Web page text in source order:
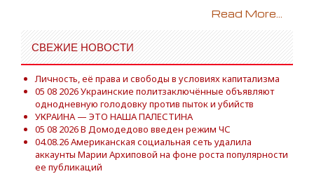
Read More...
СВЕЖИЕ НОВОСТИ
Личность, её права и свободы в условиях капитализма
05 08 2026 Украинские политзаключённые объявляют
однодневную голодовку против пыток и убийств
УКРАИНА — ЭТО НАША ПАЛЕСТИНА
05 08 2026 В Домодедово введен режим ЧС
04.08.26 Американская социальная сеть удалила
аккаунты Марии Архиповой на фоне роста популярности
ее публикаций